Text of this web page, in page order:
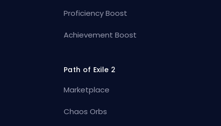
Proficiency Boost
Achievement Boost
Path of Exile 2
Marketplace
Chaos Orbs